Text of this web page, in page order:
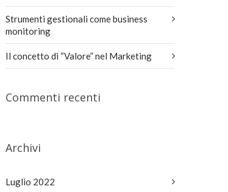
Strumenti gestionali come business
monitoring
Il concetto di “Valore” nel Marketing
Commenti recenti
Archivi
Luglio 2022